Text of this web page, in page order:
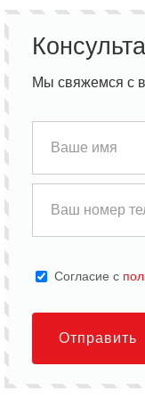
Мы свяжемся с
Cогласие с
Отправить